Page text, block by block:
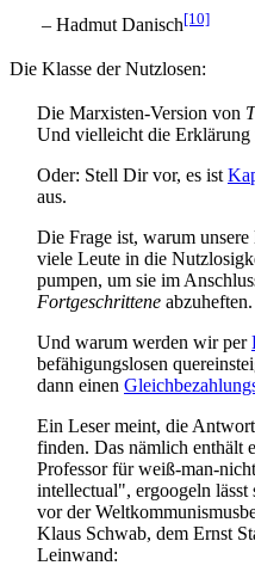
– Hadmut Danisch[10]
Die Klasse der Nutzlosen:
Die Marxisten-Version von
Und vielleicht die
Oder: Stell Dir vor, es ist
aus.
Die Frage ist, warum
viele Leute in die
pumpen, um sie im
Fortgeschrittene abzuheften.
Und warum werden wir per
befähigungslosen
dann einen
Ein Leser meint, die
finden. Das nämlich enthält
Professor für weiß-man-
intellectual", ergoogeln
vor der
Klaus Schwab, dem Ernst
Leinwand: